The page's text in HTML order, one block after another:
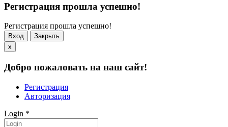
Регистрация прошла успешно!
Регистрация прошла успешно!
Вход
Закрыть
x
Добро пожаловать на наш сайт!
Регистрация
Авторизация
Login *